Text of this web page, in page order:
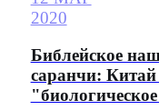
2020
Библейское
саранчи: